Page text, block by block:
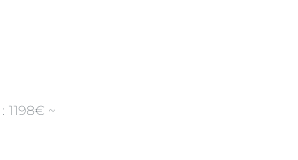
1198€ ~